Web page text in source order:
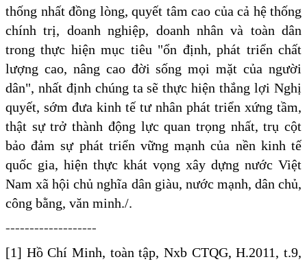
thống nhất đồng lòng, quyết tâm cao của cả hệ thống
chính trị, doanh nghiệp, doanh nhân và toàn dân
trong thực hiện mục tiêu "ổn định, phát triển chất
lượng cao, nâng cao đời sống mọi mặt của người
dân", nhất định chúng ta sẽ thực hiện thắng lợi Nghị
quyết, sớm đưa kinh tế tư nhân phát triển xứng tầm,
thật sự trở thành động lực quan trọng nhất, trụ cột
bảo đảm sự phát triển vững mạnh của nền kinh tế
quốc gia, hiện thực khát vọng xây dựng nước Việt
Nam xã hội chủ nghĩa dân giàu, nước mạnh, dân chủ,
công bằng, văn minh./.
-------------------
[1] Hồ Chí Minh, toàn tập, Nxb CTQG, H.2011, t.9,